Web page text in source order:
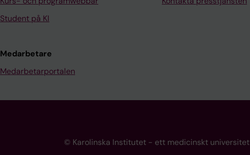
Student på KI
Medarbetare
Medarbetarportalen
© Karolinska Institutet - ett medicinskt universitet